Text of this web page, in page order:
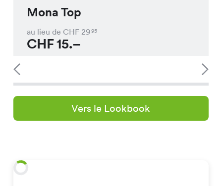
Mona Top
au lieu de CHF 2995
CHF15.–
Vers le Lookbook